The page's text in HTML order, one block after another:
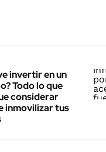
invertir en un
Todo lo que
considerar
inmovilizar tus